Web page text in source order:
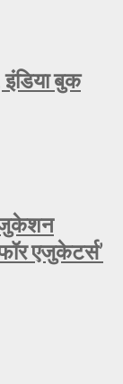
इंडिया बुक
एजुकेटर्स’